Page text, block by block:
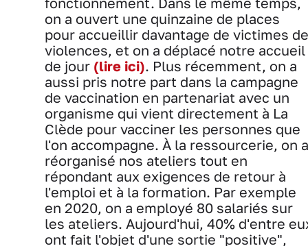
on a ouvert une quinzaine de places
pour accueillir davantage de victimes de
violences, et on a déplacé notre accueil
de jour (lire ici). Plus récemment, on a
aussi pris notre part dans la campagne
de vaccination en partenariat avec un
organisme qui vient directement à La
Clède pour vacciner les personnes que
l'on accompagne. À la ressourcerie, on a
réorganisé nos ateliers tout en
répondant aux exigences de retour à
l'emploi et à la formation. Par exemple
en 2020, on a employé 80 salariés sur
les ateliers. Aujourd'hui, 40% d'entre
ont fait l'objet d'une sortie "positive",